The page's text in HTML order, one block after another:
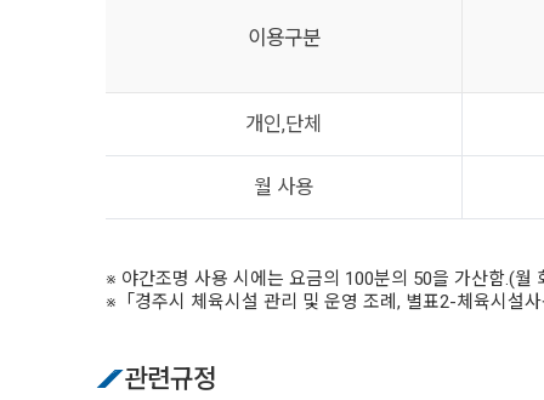
이용구분
개인,단체
월 사용
※ 야간조명 사용 시에는 요금의 100분의 50을 가산함.(월
※「경주시 체육시설 관리 및 운영 조례, 별표2-체육시설
관련규정